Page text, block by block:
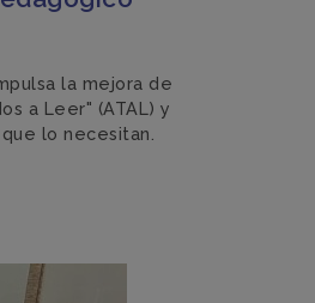
la mejora de
a Leer" (ATAL) y
lo necesitan.